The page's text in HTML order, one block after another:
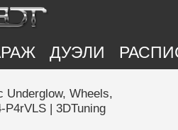
ДУЭЛИ
Wheels,
P4rVLS | 3DTuning